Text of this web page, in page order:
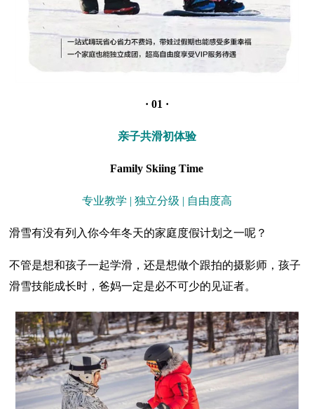
· 01 ·
亲子共滑初体验
Family Skiing Time
专业教学 | 独立分级 | 自由度高
滑雪有没有列入你今年冬天的家庭度假计划之一呢？
不管是想和孩子一起学滑，还是想做个跟拍的摄影师，孩子
滑雪技能成长时，爸妈一定是必不可少的见证者。